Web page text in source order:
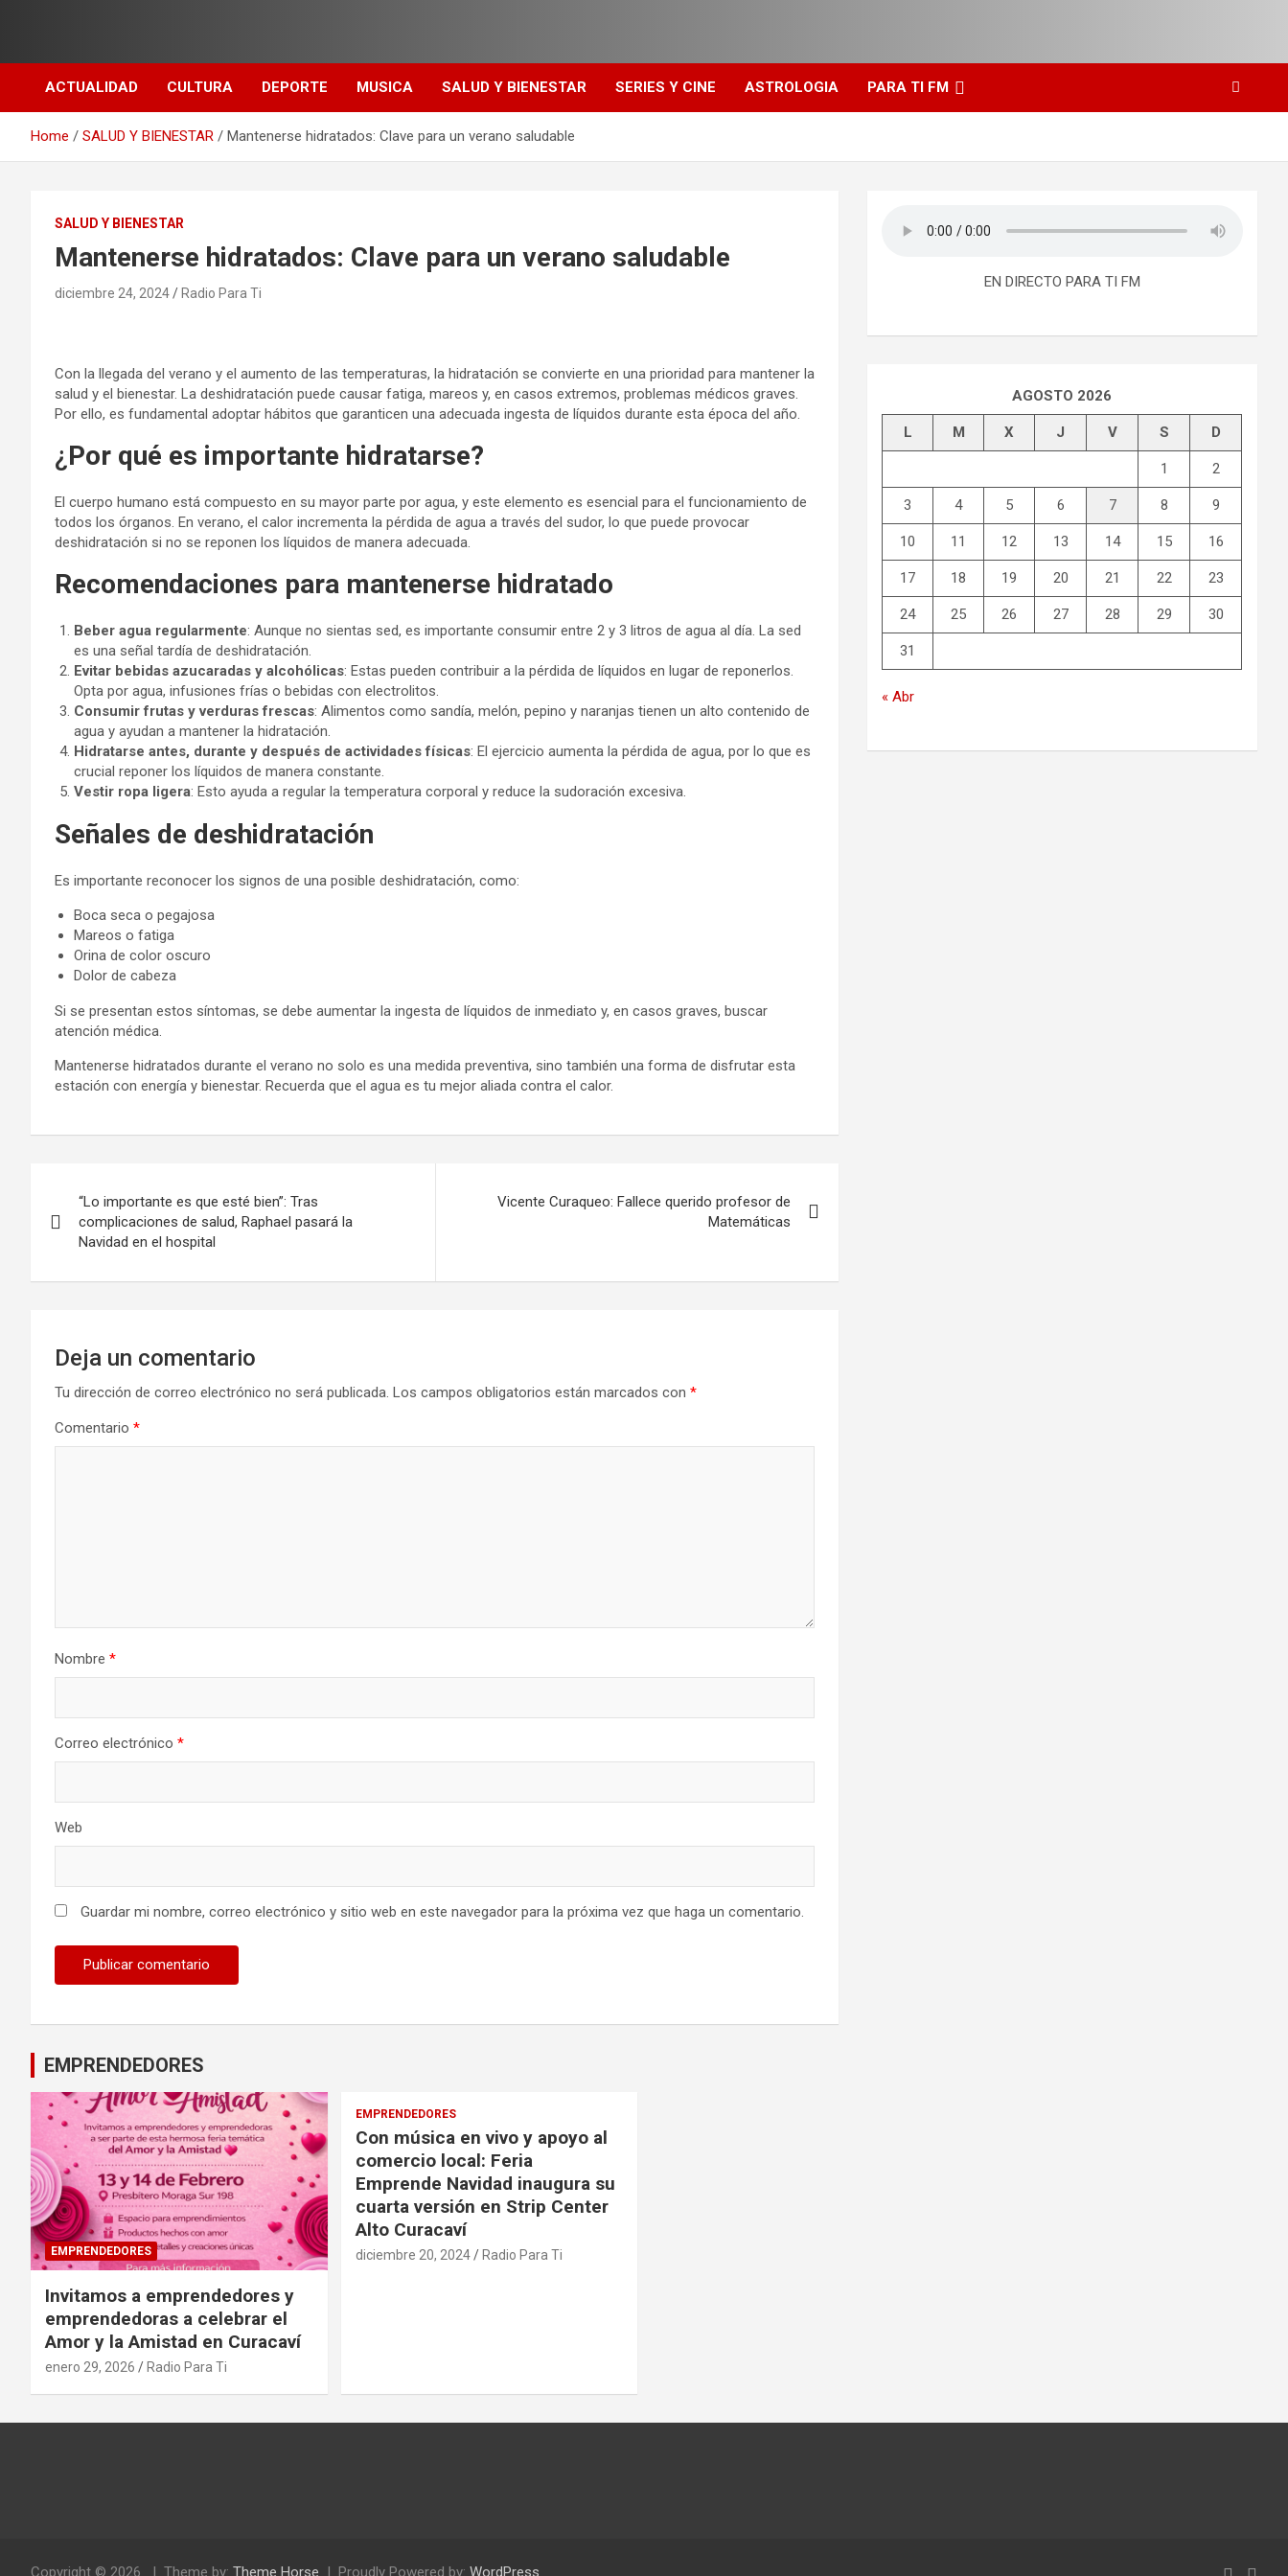
ACTUALIDAD CULTURA DEPORTE MUSICA SALUD Y BIENESTAR SERIES Y CINE ASTROLOGIA PARA TI FM
Home SALUD Y BIENESTAR Mantenerse hidratados: Clave para un verano saludable
SALUD Y BIENESTAR
Mantenerse hidratados: Clave para un verano saludable
diciembre 24, 2024 Radio Para Ti
Con la llegada del verano y el aumento de las temperaturas, la hidratación se convierte en una prioridad para mantener la
salud y el bienestar. La deshidratación puede causar fatiga, mareos y, en casos extremos, problemas médicos graves.
Por ello, es fundamental adoptar hábitos que garanticen una adecuada ingesta de líquidos durante esta época del año.
¿ Por qué es importante hidratarse?
El cuerpo humano está compuesto en su mayor parte por agua, y este elemento es esencial para el funcionamiento de
todos los órganos. En verano, el calor incrementa la pérdida de agua a través del sudor, lo que puede provocar
deshidratación si no se reponen los líquidos de manera adecuada.
Recomendaciones para mantenerse hidratado
Beber agua regularmente: Aunque no sientas sed, es importante consumir entre 2 y 3 litros de agua al día. La sed
es una señal tardía de deshidratación.
Evitar bebidas azucaradas y alcohólicas: Estas pueden contribuir a la pérdida de líquidos en lugar de reponerlos.
Opta por agua, infusiones frías o bebidas con electrolitos.
Consumir frutas y verduras frescas: Alimentos como sandía, melón, pepino y naranjas tienen un alto contenido de
agua y ayudan a mantener la hidratación.
Hidratarse antes, durante y después de actividades físicas: El ejercicio aumenta la pérdida de agua, por lo que es
crucial reponer los líquidos de manera constante.
Vestir ropa ligera: Esto ayuda a regular la temperatura corporal y reduce la sudoración excesiva.
Señales de deshidratación
Es importante reconocer los signos de una posible deshidratación, como:
Boca seca o pegajosa
Mareos o fatiga
Orina de color oscuro
Dolor de cabeza
Si se presentan estos síntomas, se debe aumentar la ingesta de líquidos de inmediato y, en casos graves, buscar
atención médica.
Mantenerse hidratados durante el verano no solo es una medida preventiva, sino también una forma de disfrutar esta
estación con energía y bienestar. Recuerda que el agua es tu mejor aliada contra el calor.
de
“Lo importante es que esté bien”: Tras
complicaciones de salud, Raphael pasará la
Navidad en el hospital
Vicente Curaqueo: Fallece querido profesor de
Matemáticas
Deja un comentario
Tu dirección de correo electrónico no será publicada. Los campos obligatorios están marcados con *
Comentario *
Nombre *
Correo electrónico *
Web
Guardar mi nombre, correo electrónico y sitio web en este navegador para la próxima vez que haga un comentario.
EN DIRECTO PARA TI FM
AGOSTO 2026
L M X J V S D
1 2
3 4 5 6 7 8 9
10 11 12 13 14 15 16
17 18 19 20 21 22 23
24 25 26 27 28 29 30
31
« Abr
EMPRENDEDORES
EMPRENDEDORES
Invitamos a emprendedores y
emprendedoras a celebrar el
Amor y la Amistad en Curacaví
enero 29, 2026 Radio Para Ti
EMPRENDEDORES
Con música en vivo y apoyo al
comercio local: Feria
Emprende Navidad inaugura su
cuarta versión en Strip Center
Alto Curacaví
diciembre 20, 2024 Radio Para Ti
Copyright © 2026 Theme by: Theme Horse Proudly Powered by: WordPress